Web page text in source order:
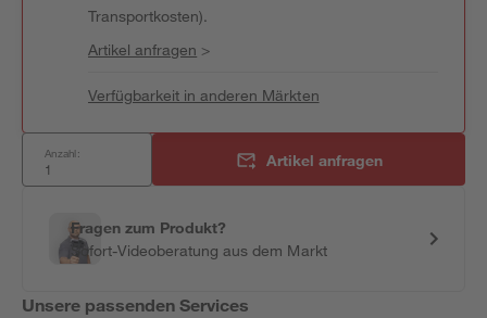
Transportkosten).
Artikel anfragen >
Verfügbarkeit in anderen Märkten
Anzahl: Artikel anfragen
Fragen zum Produkt?
Sofort-Videoberatung aus dem Markt
Unsere passenden Services